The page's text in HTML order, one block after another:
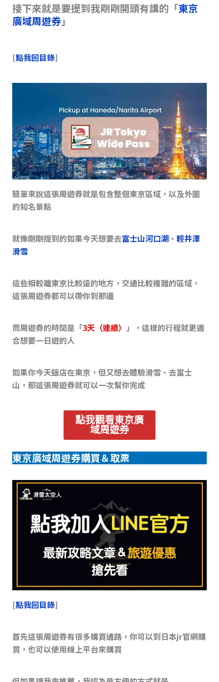
接下來就是要提到我剛剛開頭有講的「東京
廣域周遊券」
[點我回目錄]
簡單來說這張周遊券就是包含整個東京區域，以及外圍
的知名景點
就像剛剛提到的如果今天想要去富士山河口湖、 輕井澤
滑雪
這些相較離東京比較遠的地方，交通比較複雜的區域，
這張周遊券都可以帶你到那邊
而周遊券的時間是「3天（連續） 」，這樣的行程就更適
合想要一日遊的人
如果你今天飯店在東京，但又想去體驗滑雪、去富士
山，那這張周遊券就可以一次幫你完成
點我觀看東京廣
域周遊券
東京廣域周遊券購買＆取票
[點我回目錄]
首先這張周遊券有很多購買通路，你可以到日本jr官網購
買，也可以使用線上平台來購買